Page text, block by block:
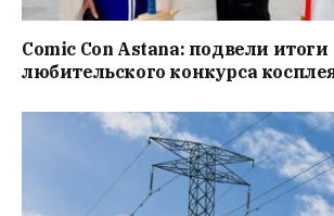
Comic Con Astana: подвели итоги
любительского конкурса